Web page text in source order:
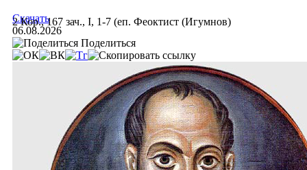
2 Кор., 167 зач., I, 1-7 (еп. Феоктист (Игумнов)
Скачать
06.08.2026
Поделиться